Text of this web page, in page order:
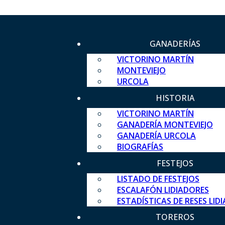
GANADERÍAS
VICTORINO MARTÍN
MONTEVIEJO
URCOLA
HISTORIA
VICTORINO MARTÍN
GANADERÍA MONTEVIEJO
GANADERÍA URCOLA
BIOGRAFÍAS
FESTEJOS
LISTADO DE FESTEJOS
ESCALAFÓN LIDIADORES
ESTADÍSTICAS DE RESES
TOREROS